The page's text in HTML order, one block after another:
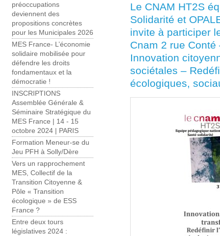
préoccupations
deviennent des
propositions concrètes
pour les Municipales 2026
MES France- L’économie
solidaire mobilisée pour
défendre les droits
fondamentaux et la
démocratie !
INSCRIPTIONS
Assemblée Générale &
Séminaire Stratégique du
MES France | 14 - 15
octobre 2024 | PARIS
Formation Meneur-se du
Jeu PFH à Solly/Dère
Vers un rapprochement
MES, Collectif de la
Transition Citoyenne &
Pôle « Transition
écologique » de ESS
France ?
Entre deux tours
législatives 2024 :
Le CNAM HT2S
Solidarité et
invite à participer
Cnam 2 rue
Innovation
sociétales –
écologiques,